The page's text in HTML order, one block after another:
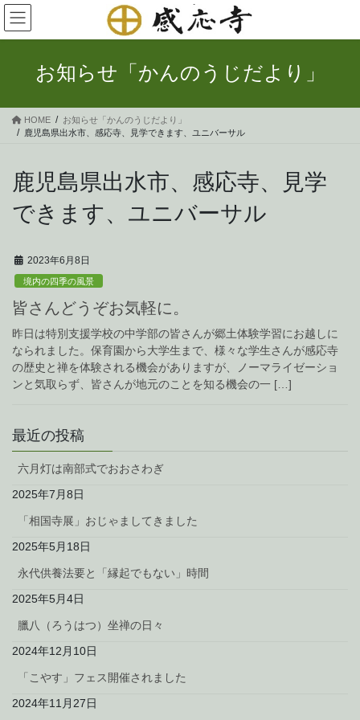
コ
ン
テ
ス
ナ
ビ
ゲ
ン
お知らせ「かんのうじだより」
HOME
お知らせ「かんのうじだより」
鹿児島県出水市、感応寺、見学できます、ユニバーサル
鹿児島県出水市、感応寺、見学
できます、ユニバーサル
2023年6月8日
境内の四季の風景
皆さんどうぞお気軽に。
昨日は特別支援学校の中学部の皆さんが郷土体験学習にお越しに
なられました。保育園から大学生まで、様々な学生さんが感応寺
の歴史と禅を体験される機会がありますが、ノーマライゼーショ
ンと気取らず、皆さんが地元のことを知る機会の一 […]
最近の投稿
六月灯は南部式でおおさわぎ
2025年7月8日
「相国寺展」おじゃましてきました
2025年5月18日
永代供養法要と「縁起でもない」時間
2025年5月4日
臘八（ろうはつ）坐禅の日々
2024年12月10日
「こやす」フェス開催されました
2024年11月27日